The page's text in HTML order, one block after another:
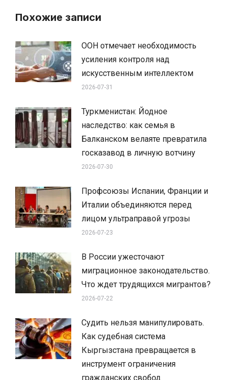
Похожие записи
ООН отмечает необходимость
усиления контроля над
искусственным интеллектом
2026-07-31
Туркменистан: Йодное
наследство: как семья в
Балканском велаяте превратила
госказавод в личную вотчину
2026-07-30
Профсоюзы Испании, Франции и
Италии объединяются перед
лицом ультраправой угрозы
2026-07-23
В России ужесточают
миграционное законодательство.
Что ждет трудящихся мигрантов?
2026-07-22
Судить нельзя манипулировать.
Как судебная система
Кыргызстана превращается в
инструмент ограничения
гражданских свобод